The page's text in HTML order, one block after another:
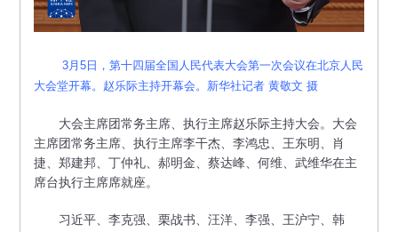
3月5日，第十四届全国人民代表大会第一次会议在北京人民
大会堂开幕。赵乐际主持开幕会。新华社记者 黄敬文 摄
大会主席团常务主席、执行主席赵乐际主持大会。大会
主席团常务主席、执行主席李干杰、李鸿忠、王东明、肖
捷、郑建邦、丁仲礼、郝明金、蔡达峰、何维、武维华在主
席台执行主席席就座。
习近平、李克强、栗战书、汪洋、李强、王沪宁、韩